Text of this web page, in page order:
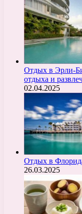
Отдых в Эрли-
отдыха и
02.04.2025
Отдых в
26.03.2025